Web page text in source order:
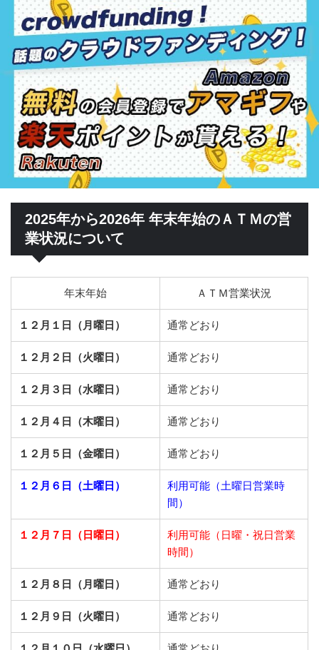
2025年から2026年 年末年始のＡＴＭの営
業状況について
年末年始 ＡＴＭ営業状況
１２月１日（月曜日） 通常どおり
１２月２日（火曜日） 通常どおり
１２月３日（水曜日） 通常どおり
１２月４日（木曜日） 通常どおり
１２月５日（金曜日） 通常どおり
１２月６日（土曜日）
利用可能（土曜日営業時
間）
１２月７日（日曜日）
利用可能（日曜・祝日営業
時間）
１２月８日（月曜日） 通常どおり
１２月９日（火曜日） 通常どおり